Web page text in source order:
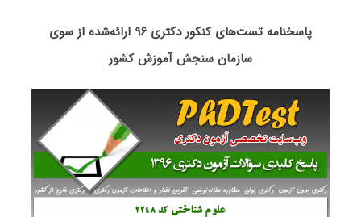
پاسخنامه تست‌های کنکور دکتری ۹۶ ارائه‌شده از سوی
سازمان سنجش آموزش کشور